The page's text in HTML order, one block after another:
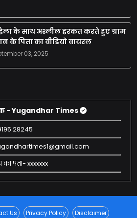
के साथ अश्लील हरकत करते हुए ग्राम
के पिता का वीडियो वायरल
03, 2025
- Yugandhar Times
28245
का पता- xxxxxxx
Us Privacy Policy Disclaimer